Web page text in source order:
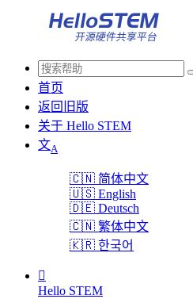
首页
返回旧版
关于 Hello STEM
文A
🇨🇳 简体中文
🇺🇸 English
🇩🇪 Deutsch
🇨🇳 繁体中文
🇰🇷 한국어

Hello STEM